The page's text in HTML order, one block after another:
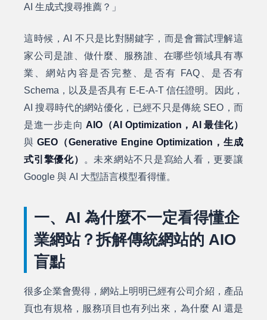
AI 生成式搜尋推薦？」
這時候，AI 不只是比對關鍵字，而是會嘗試理解這
家公司是誰、做什麼、服務誰、在哪些領域具有專
業、網站內容是否完整、是否有 FAQ、是否有
Schema，以及是否具有 E-E-A-T 信任證明。因此，
AI 搜尋時代的網站優化，已經不只是傳統 SEO，而
是進一步走向 AIO（AI Optimization，AI 最佳化）
與 GEO（Generative Engine Optimization，生成
式引擎優化）
。未來網站不只是寫給人看，更要讓
Google 與 AI 大型語言模型看得懂。
一、AI 為什麼不一定看得懂企
業網站？拆解傳統網站的 AIO
盲點
很多企業會覺得，網站上明明已經有公司介紹，產品
頁也有規格，服務項目也有列出來，為什麼 AI 還是